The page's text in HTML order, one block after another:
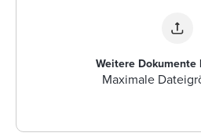
Weitere Dokumente
Maximale